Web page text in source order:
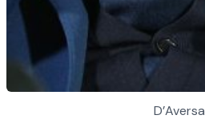
D’Aversa